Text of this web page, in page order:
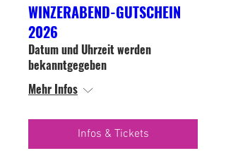
WINZERABEND-GUTSCHEIN
2026
Datum und Uhrzeit werden
bekanntgegeben
Mehr Infos
Infos & Tickets